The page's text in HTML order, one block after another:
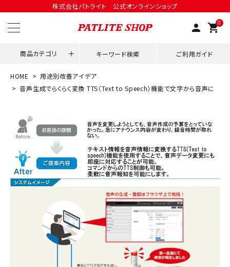
株式会社パトライト 公式オンラインショップ
person 0
shopping_cart
商品カテゴリ キーワード検索 ご利用ガイド
領収書発行はこちら
ACCOUNT MENU
ようこそ ゲスト 様
meeting_room ログイン person 会員登録
用途別改善アイデア
ネットワーク対応
積層信号灯
HOME
用途別改善アイデア
音声生成でらくらく変換 TTS（Text to Speech）機能で文字から音声に